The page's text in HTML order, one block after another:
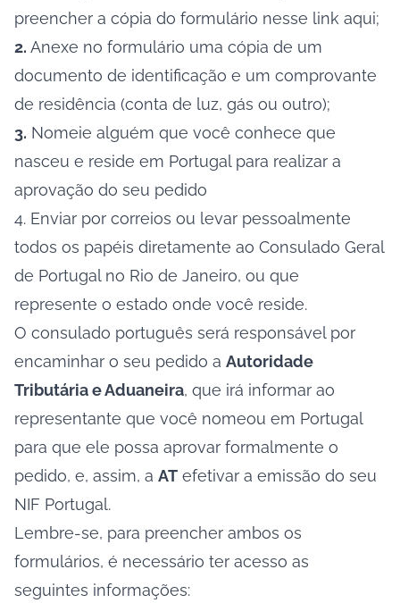
preencher a cópia do formulário nesse link aqui;
2. Anexe no formulário uma cópia de um
documento de identificação e um comprovante
de residência (conta de luz, gás ou outro);
3. Nomeie alguém que você conhece que
nasceu e reside em Portugal para realizar a
aprovação do seu pedido
4. Enviar por correios ou levar pessoalmente
todos os papéis diretamente ao Consulado Geral
de Portugal no Rio de Janeiro, ou que
represente o estado onde você reside.
O consulado português será responsável por
encaminhar o seu pedido a Autoridade
Tributária e Aduaneira, que irá informar ao
representante que você nomeou em Portugal
para que ele possa aprovar formalmente o
pedido, e, assim, a AT efetivar a emissão do seu
NIF Portugal.
Lembre-se, para preencher ambos os
formulários, é necessário ter acesso as
seguintes informações: